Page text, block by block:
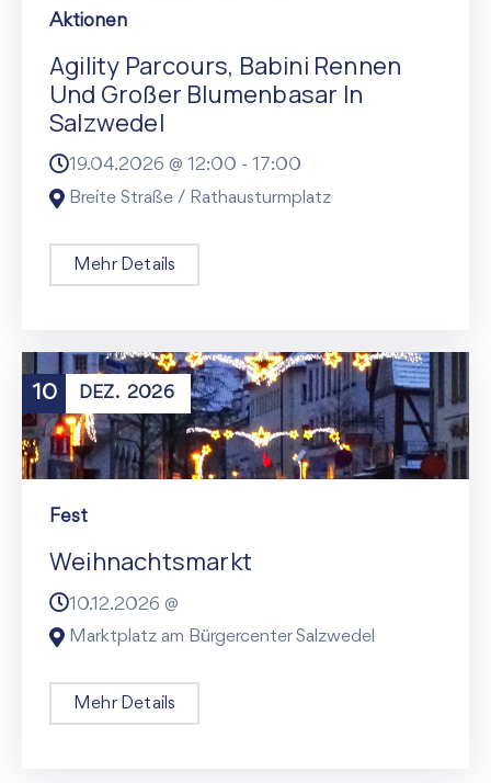
Aktionen
Agility Parcours, Babini Rennen
Und Großer Blumenbasar In
Salzwedel
19.04.2026 @ 12:00 - 17:00
Breite Straße / Rathausturmplatz
Mehr Details
10 DEZ. 2026
Fest
Weihnachtsmarkt
10.12.2026 @
Marktplatz am Bürgercenter Salzwedel
Mehr Details